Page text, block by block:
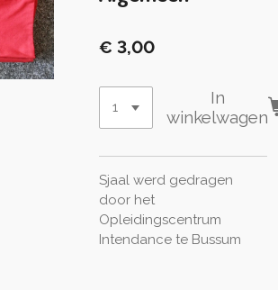
€ 3,00
In
winkelwagen
Sjaal werd gedragen
door het
Opleidingscentrum
Intendance te Bussum